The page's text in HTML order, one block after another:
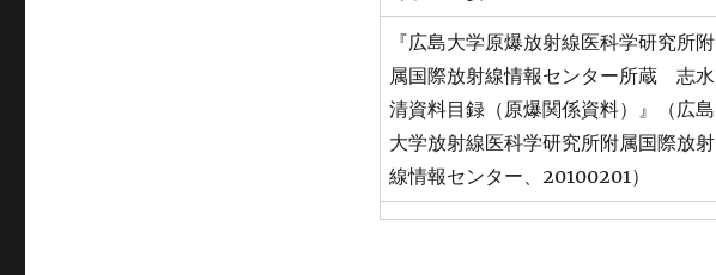
『広島大学原爆放射線医科学研究所附
属国際放射線情報センター所蔵 志水
清資料目録（原爆関係資料）』（広島
大学放射線医科学研究所附属国際放射
線情報センター、20100201）